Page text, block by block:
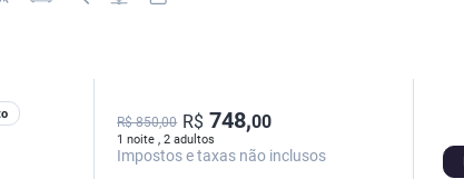
1 noite , 2 adultos
R$ 850,00 R$ 748,00
Impostos e taxas não inclusos